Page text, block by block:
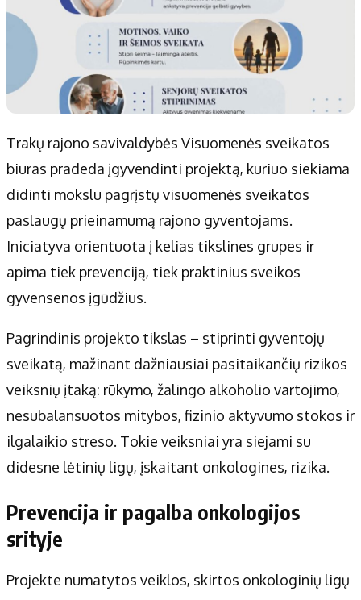
Trakų rajono savivaldybės Visuomenės sveikatos
biuras pradeda įgyvendinti projektą, kuriuo siekiama
didinti mokslu pagrįstų visuomenės sveikatos
paslaugų prieinamumą rajono gyventojams.
Iniciatyva orientuota į kelias tikslines grupes ir
apima tiek prevenciją, tiek praktinius sveikos
gyvensenos įgūdžius.
Pagrindinis projekto tikslas – stiprinti gyventojų
sveikatą, mažinant dažniausiai pasitaikančių rizikos
veiksnių įtaką: rūkymo, žalingo alkoholio vartojimo,
nesubalansuotos mitybos, fizinio aktyvumo stokos ir
ilgalaikio streso. Tokie veiksniai yra siejami su
didesne lėtinių ligų, įskaitant onkologines, rizika.
Prevencija ir pagalba onkologijos
srityje
Projekte numatytos veiklos, skirtos onkologinių ligų